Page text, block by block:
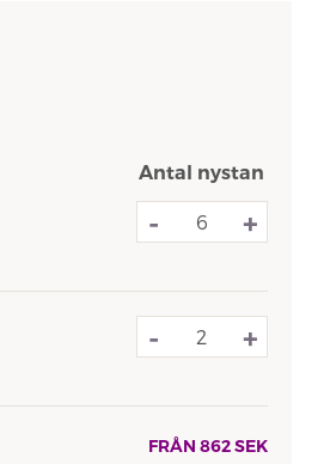
Antal nystan
- +
- +
FRÅN 862SEK